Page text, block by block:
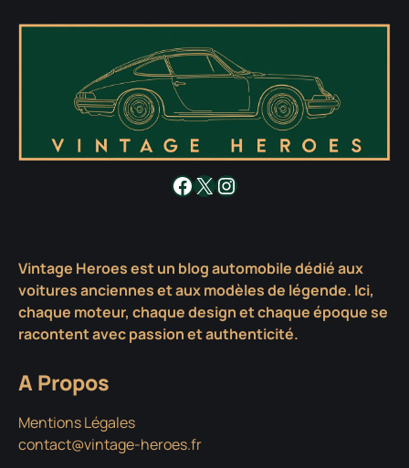
Facebook
X Instagram
Vintage Heroes est un blog automobile dédié aux
voitures anciennes et aux modèles de légende. Ici,
chaque moteur, chaque design et chaque époque se
racontent avec passion et authenticité.
A Propos
Mentions Légales
contact@vintage-heroes.fr